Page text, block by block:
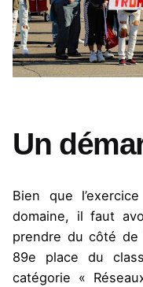
Un
Bien que
domaine, il faut
prendre du côté de
89e place du
catégorie «